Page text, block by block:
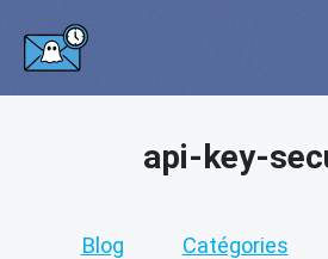
api-key-
Blog Catégories